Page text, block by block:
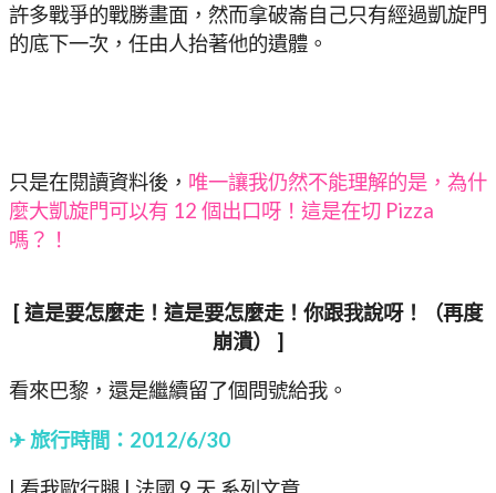
許多戰爭的戰勝畫面，然而拿破崙自己只有經過凱旋門
的底下一次，任由人抬著他的遺體。
只是在閱讀資料後， 唯一讓我仍然不能理解的是，為什
麼大凱旋門可以有 12 個出口呀！這是在切 Pizza
嗎？！
[ 這是要怎麼走！這是要怎麼走！你跟我說呀！（再度
崩潰） ]
看來巴黎，還是繼續留了個問號給我。
✈ 旅行時間：2012/6/30